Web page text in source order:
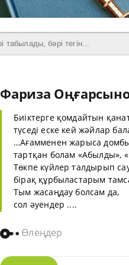
Фариза
Биіктерге қомдайтын
түседі еске кей жәйлар
…Ағамменен жарыса
тартқан болам «Абылды»,
Төкпе күйлер талдырып
бірақ құрбыластарым
Тым жасаңдау болсам да,
сол әуендер ....
Өлеңдер